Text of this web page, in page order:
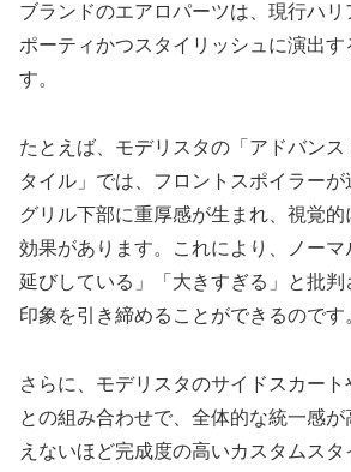
ブランドのエアロパーツは、現行ハ
ポーティかつスタイリッシュに演出
す。
たとえば、モデリスタの「アドバン
タイル」では、フロントスポイラーが
グリル下部に重厚感が生まれ、視覚
効果があります。これにより、ノーマ
延びしている」「大きすぎる」と批
印象を引き締めることができるのです
さらに、モデリスタのサイドスカート
との組み合わせで、全体的な統一感
えないほど完成度の高いカスタムスタ